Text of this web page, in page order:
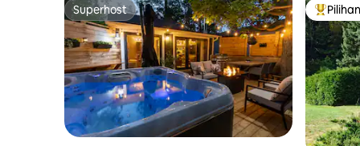
Superhost
Superhost Pilihan